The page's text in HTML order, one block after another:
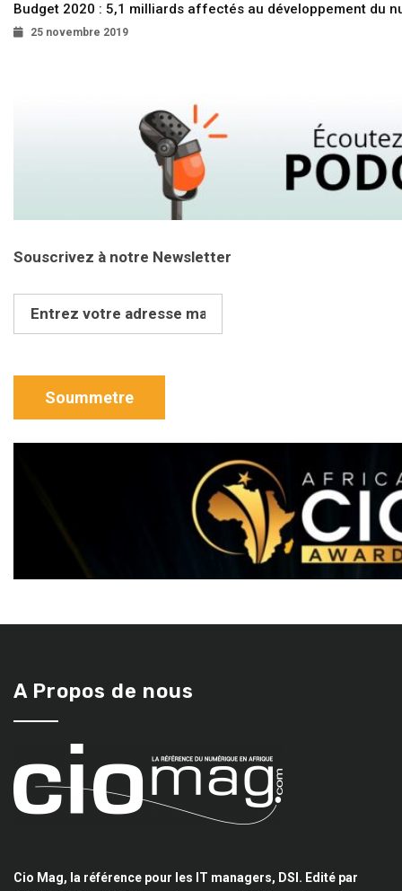
Budget 2020 : 5,1 milliards affectés au développement du
25 novembre 2019
Souscrivez à notre Newsletter
A Propos de nous
Cio Mag, la référence pour les IT managers, DSI. Edité par